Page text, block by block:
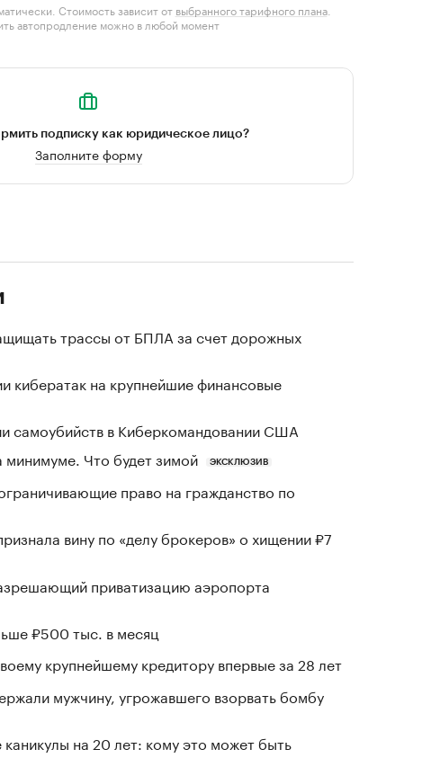
Стоимость зависит от выбранного тарифного плана.
автопродление можно в любой момент
подписку как юридическое лицо?
Заполните форму
трассы от БПЛА за счет дорожных
кибератак на крупнейшие финансовые
самоубийств в Киберкомандовании США
минимуме. Что будет зимой
ЭКСКЛЮЗИВ
право на гражданство по
вину по «делу брокеров» о хищении ₽7
приватизацию аэропорта
₽500 тыс. в месяц
крупнейшему кредитору впервые за 28 лет
мужчину, угрожавшего взорвать бомбу
каникулы на 20 лет: кому это может быть